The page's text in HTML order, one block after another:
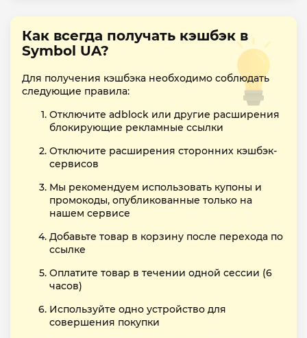
Как всегда получать кэшбэк в
Symbol UA?
Для получения кэшбэка необходимо соблюдать
следующие правила:
Отключите adblock или другие расширения
блокирующие рекламные ссылки
Отключите расширения сторонних кэшбэк-
сервисов
Мы рекомендуем использовать купоны и
промокоды, опубликованные только на
нашем сервисе
Добавьте товар в корзину после перехода по
ссылке
Оплатите товар в течении одной сессии (6
часов)
Используйте одно устройство для
совершения покупки